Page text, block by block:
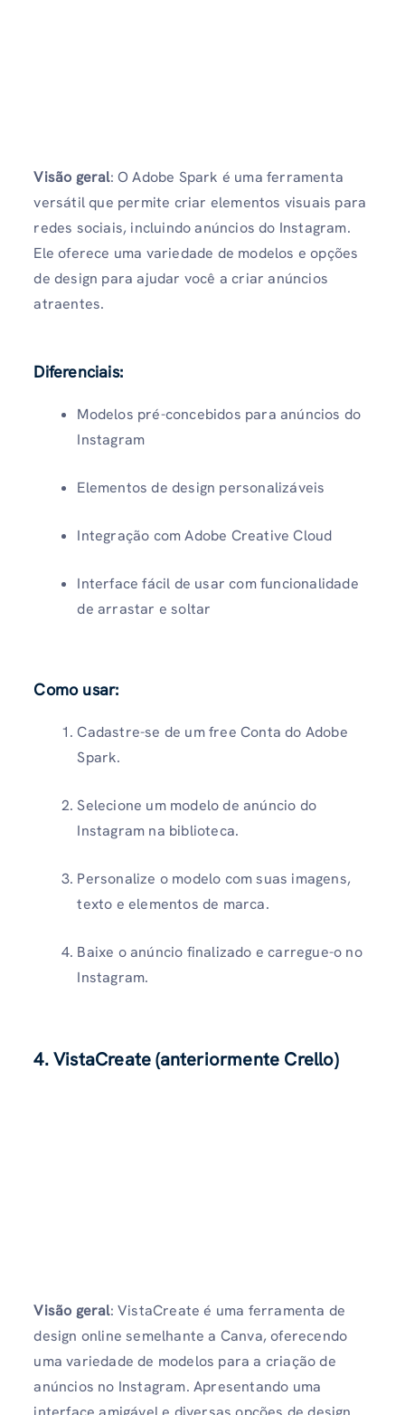
Visão geral: O Adobe Spark é uma ferramenta
versátil que permite criar elementos visuais para
redes sociais, incluindo anúncios do Instagram.
Ele oferece uma variedade de modelos e opções
de design para ajudar você a criar anúncios
atraentes.
Diferenciais:
Modelos pré-concebidos para anúncios do
Instagram
Elementos de design personalizáveis
Integração com Adobe Creative Cloud
Interface fácil de usar com funcionalidade
de arrastar e soltar
Como usar:
Cadastre-se de um free Conta do Adobe
Spark.
Selecione um modelo de anúncio do
Instagram na biblioteca.
Personalize o modelo com suas imagens,
texto e elementos de marca.
Baixe o anúncio finalizado e carregue-o no
Instagram.
4. VistaCreate (anteriormente Crello)
Visão geral: VistaCreate é uma ferramenta de
design online semelhante a Canva, oferecendo
uma variedade de modelos para a criação de
anúncios no Instagram. Apresentando uma